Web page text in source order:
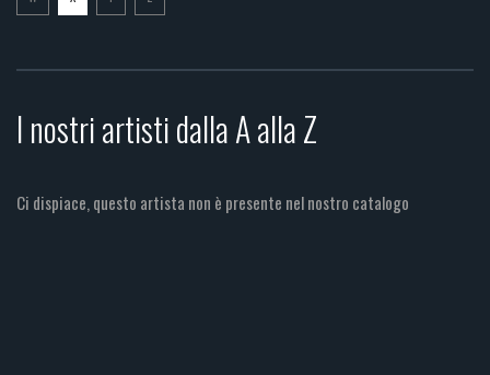
I nostri artisti dalla A alla Z
Ci dispiace, questo artista non è presente nel nostro catalogo